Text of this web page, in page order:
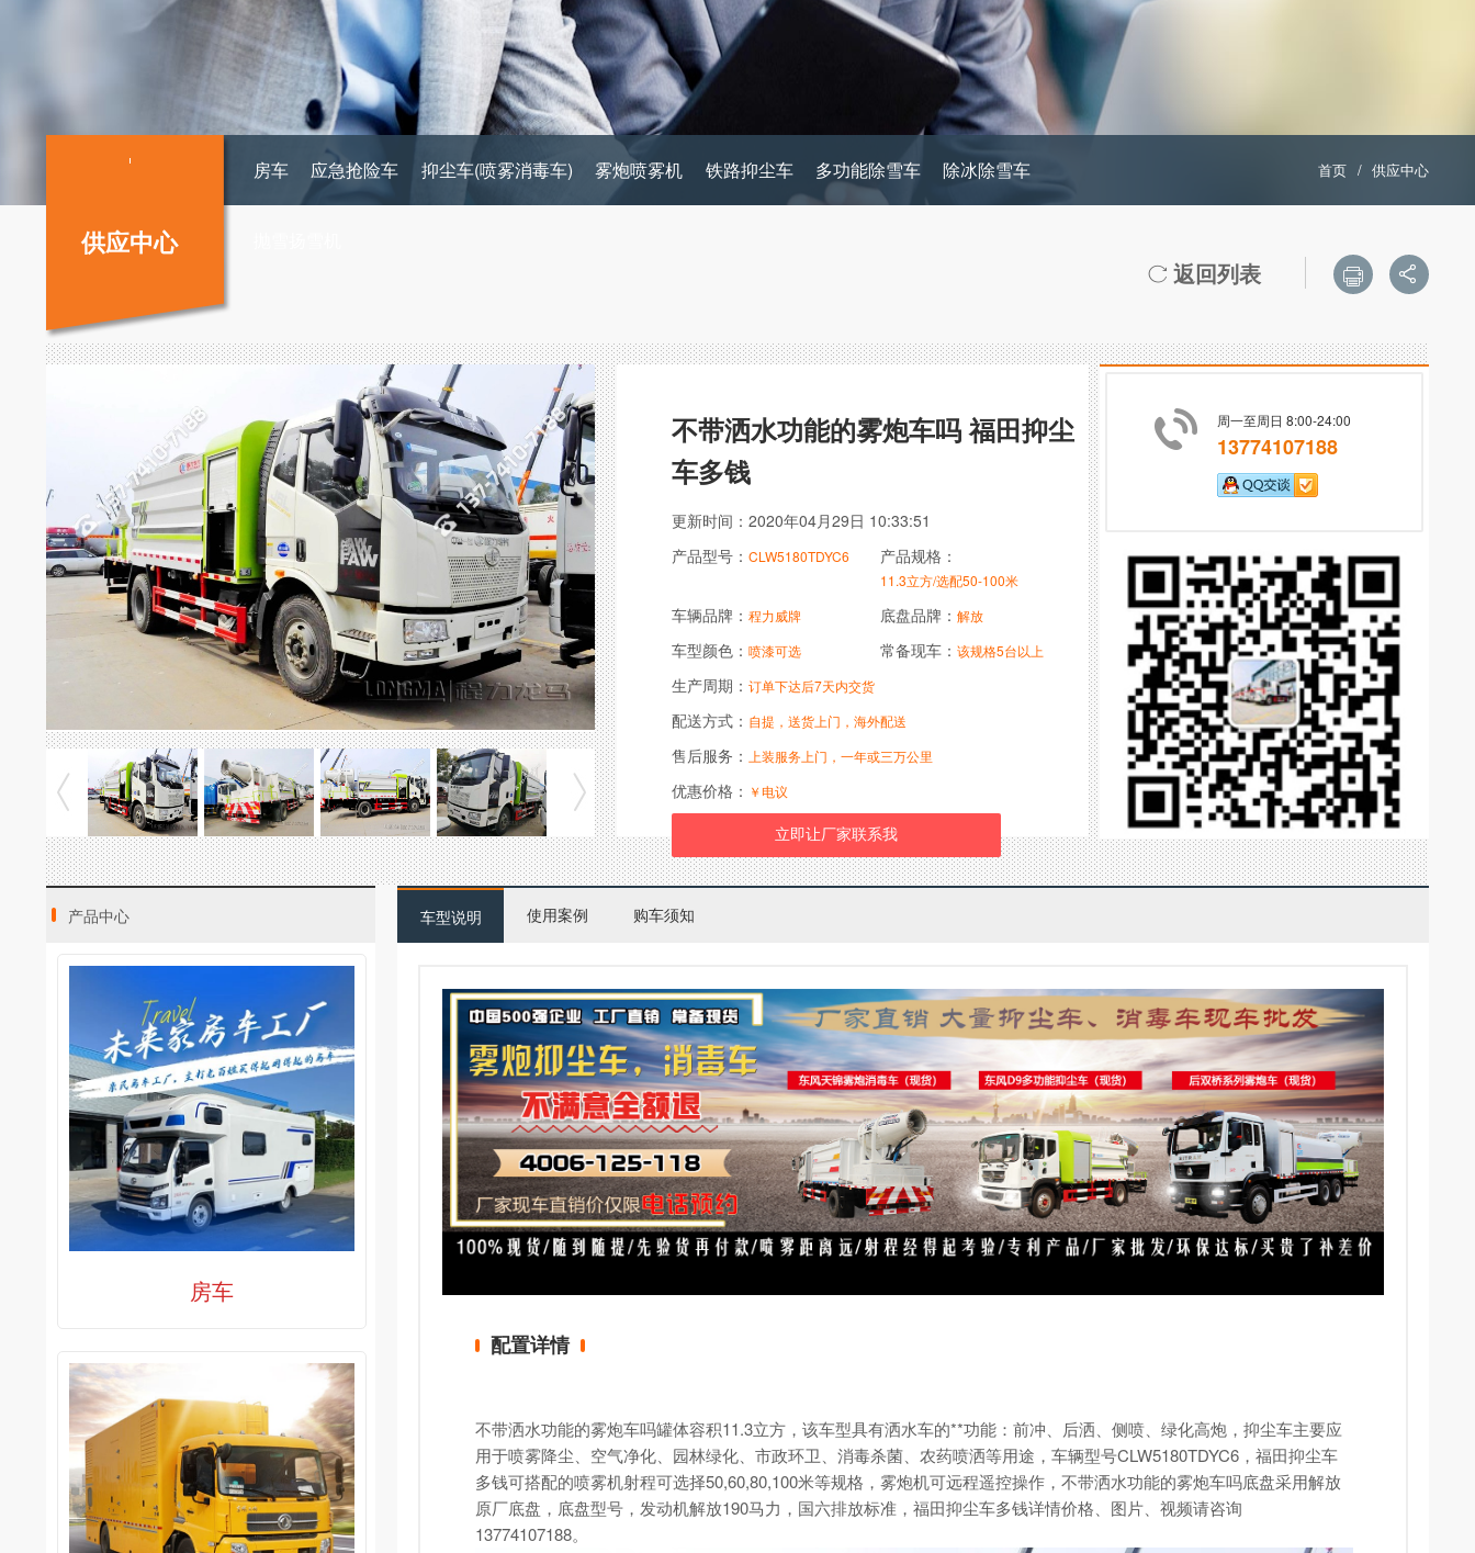
供应中心
房车 应急抢险车 抑尘车(喷雾消毒车) 雾炮喷雾机 铁路抑尘车 多功能除雪车 除冰除雪车 首页 / 供应中心
 返回列表  
不带洒水功能的雾炮车吗 福田抑尘
车多钱
更新时间：2020年04月29日 10:33:51
产品型号： CLW5180TDYC6 产品规格：
11.3立方/选配50-100米
车辆品牌： 程力威牌 底盘品牌： 解放
车型颜色： 喷漆可选 常备现车： 该规格5台以上
生产周期： 订单下达后7天内交货
配送方式： 自提，送货上门，海外配送
售后服务： 上装服务上门，一年或三万公里
优惠价格： ￥电议
周一至周日 8:00-24:00
13774107188
产品中心
房车
车型说明 使用案例 购车须知
配置详情
不带洒水功能的雾炮车吗罐体容积11.3立方，该车型具有洒水车的**功能：前冲、后洒、侧喷、绿化高炮， 抑尘车主要应
用于喷雾降尘、空气净化、园林绿化、市政环卫、消毒杀菌、农药喷洒等用途，车辆型号CLW5180TDYC6，福田抑尘车
多钱可搭配的喷雾机射程可选择50,60,80,100米等规格， 雾炮机可远程遥控操作，不带洒水功能的雾炮车吗底盘采用解放
原厂底盘，底盘型号，发动机解放190马力，国六排放标准，福田抑尘车多钱详情价格、图片、视频请咨询
13774107188。